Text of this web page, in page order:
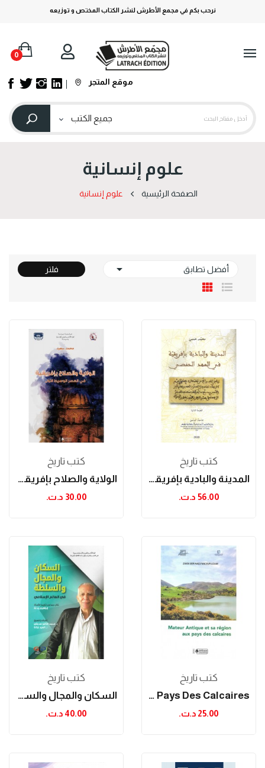
نرحب بكم في مجمع الأطرش لنشر الكتاب المختص و توزيعه
0
موقع المتجر
علوم إنسانية
الصفحة الرئيسية علوم إنسانية
أفضل تطابق  فلتر
كتب تاريخ
الولاية والصلاح بإفريقية في العصر الوسيط الأول...
30.00 د.ت.‏
كتب تاريخ
المدينة والبادية بإفريقية في العهد الحفصي...
56.00 د.ت.‏
كتب تاريخ
السكان والمجال والسلطة في العالم الإسلامي...
40.00 د.ت.‏
كتب تاريخ
Mateur Antique Et Sa Région Aux Pays Des Calcaires
25.00 د.ت.‏